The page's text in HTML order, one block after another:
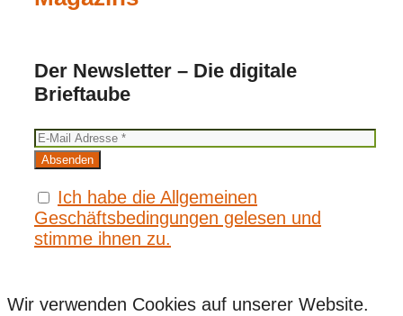
Der Newsletter – Die digitale
Brieftaube
Ich habe die Allgemeinen
Geschäftsbedingungen gelesen und
stimme ihnen zu.
Wir verwenden Cookies auf unserer Website.